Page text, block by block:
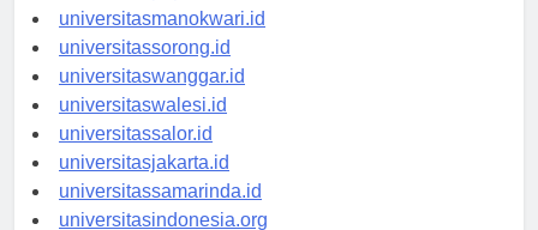
universitaspapua.id
universitasmanokwari.id
universitassorong.id
universitaswanggar.id
universitaswalesi.id
universitassalor.id
universitasjakarta.id
universitassamarinda.id